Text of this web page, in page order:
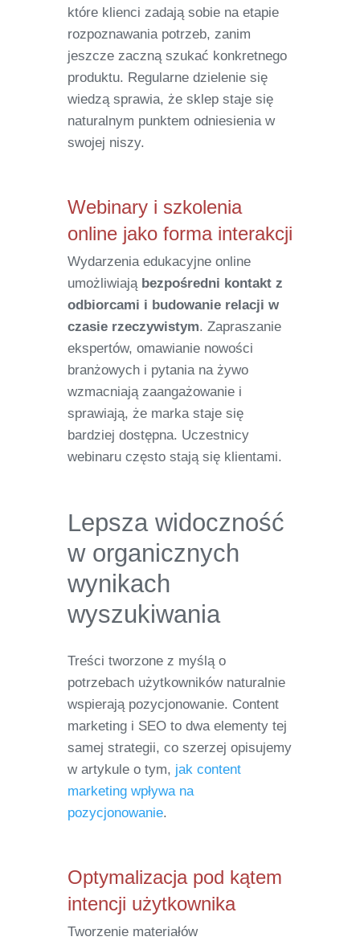
które klienci zadają sobie na etapie
rozpoznawania potrzeb, zanim
jeszcze zaczną szukać konkretnego
produktu. Regularne dzielenie się
wiedzą sprawia, że sklep staje się
naturalnym punktem odniesienia w
swojej niszy.
Webinary i szkolenia
online jako forma interakcji
Wydarzenia edukacyjne online
umożliwiają bezpośredni kontakt z
odbiorcami i budowanie relacji w
czasie rzeczywistym. Zapraszanie
ekspertów, omawianie nowości
branżowych i pytania na żywo
wzmacniają zaangażowanie i
sprawiają, że marka staje się
bardziej dostępna. Uczestnicy
webinaru często stają się klientami.
Lepsza widoczność
w organicznych
wynikach
wyszukiwania
Treści tworzone z myślą o
potrzebach użytkowników naturalnie
wspierają pozycjonowanie. Content
marketing i SEO to dwa elementy tej
samej strategii, co szerzej opisujemy
w artykule o tym, jak content
marketing wpływa na
pozycjonowanie.
Optymalizacja pod kątem
intencji użytkownika
Tworzenie materiałów